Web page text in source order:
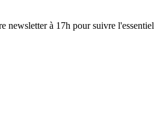
newsletter à 17h pour suivre